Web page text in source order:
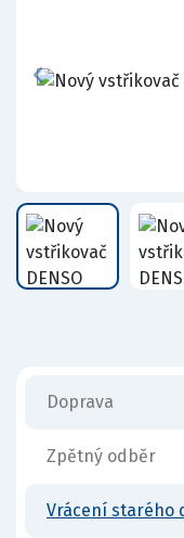
Doprava
Zpětný odběr
Vrácení starého